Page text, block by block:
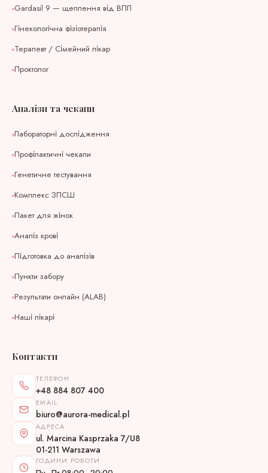
Gardasil 9 — щеплення від ВПЛ
Гінекологічна фізіотерапія
Терапевт / Сімейний лікар
Проктолог
Аналізи та чекапи
Лабораторні дослідження
Профілактичні чекапи
Генетичне тестування
Комплекс ЗПСШ
Пакет для жінок
Аналіз крові
Підготовка до аналізів
Пункти забору
Результати онлайн (ALAB)
Наші лікарі
Контакти
ТЕЛЕФОН
+48 884 807 400
EMAIL
biuro@aurora-medical.pl
АДРЕСА
ul. Marcina Kasprzaka 7/U8
01-211 Warszawa
ГОДИНИ РОБОТИ